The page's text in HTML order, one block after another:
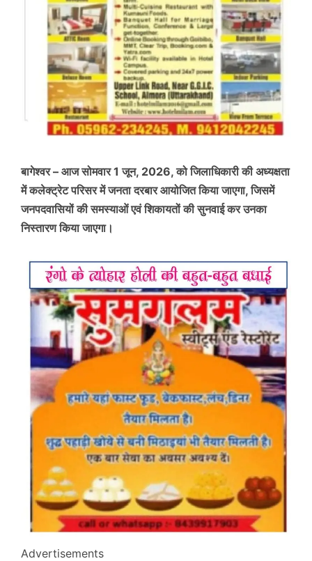
बागेश्वर – आज सोमवार 1 जून, 2026, को जिलाधिकारी की अध्यक्षता
में कलेक्ट्रेट परिसर में जनता दरबार आयोजित किया जाएगा, जिसमें
जनपदवासियों की समस्याओं एवं शिकायतों की सुनवाई कर उनका
निस्तारण किया जाएगा।
Advertisements